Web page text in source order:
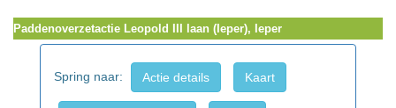
Paddenoverzetactie Leopold III laan (Ieper), Ieper
Spring naar: Actie details Kaart